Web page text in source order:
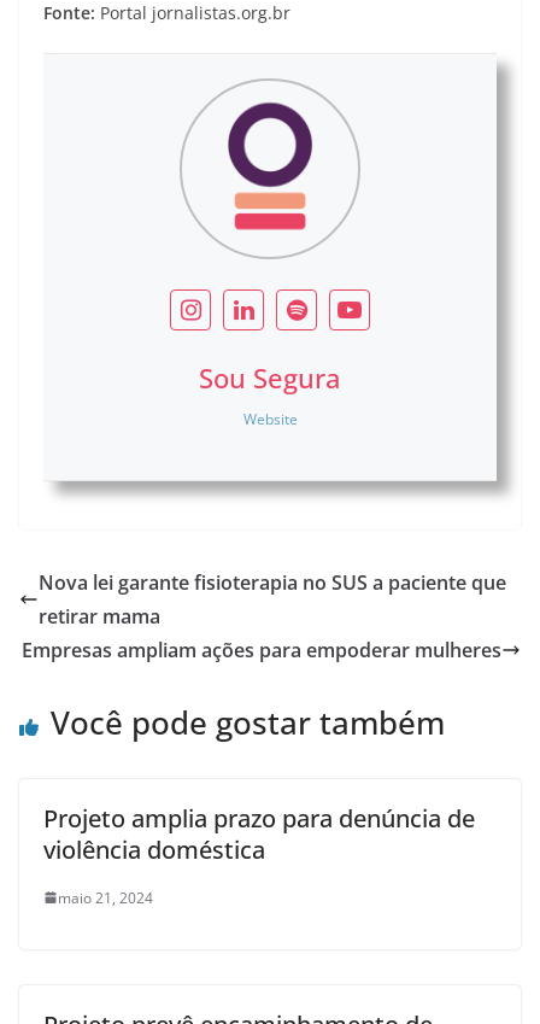
Fonte: Portal jornalistas.org.br
Sou Segura
Website
Nova lei garante fisioterapia no SUS a paciente que
retirar mama
Empresas ampliam ações para empoderar mulheres
Você pode gostar também
Projeto amplia prazo para denúncia de
violência doméstica
maio 21, 2024